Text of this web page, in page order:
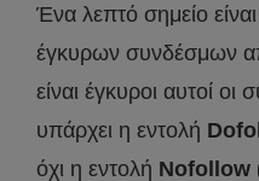
Ένα λεπτό σημείο
έγκυρων συνδέσμων
είναι έγκυροι αυτοί
υπάρχει η εντολή
όχι η εντολή Nofollow